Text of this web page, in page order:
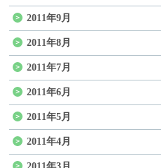
2011年9月
2011年8月
2011年7月
2011年6月
2011年5月
2011年4月